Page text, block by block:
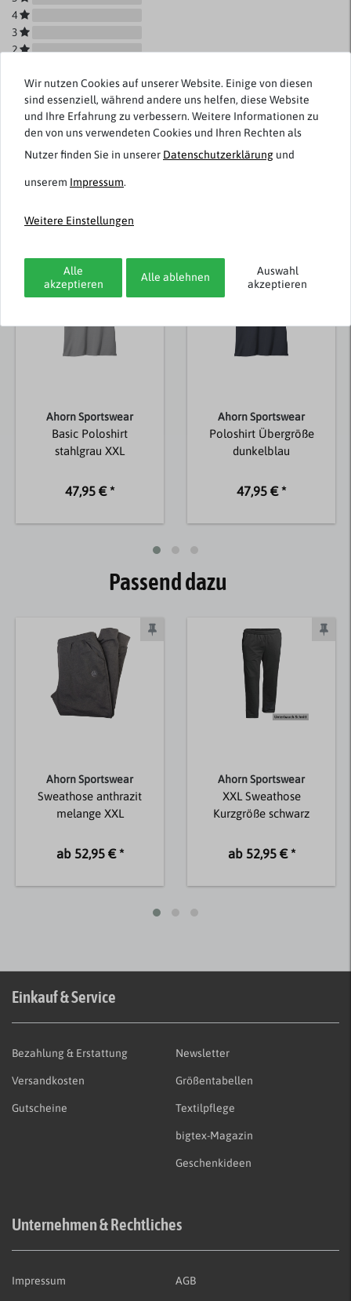
4
3
2
Rezensionen werden geladen...
Weitere Artikel von Ahorn Sportswear
Ahorn Sportswear
Basic Poloshirt
stahlgrau XXL
47,95 € *
Ahorn Sportswear
Poloshirt Übergröße
dunkelblau
47,95 € *
Passend dazu
Ahorn Sportswear
Sweathose anthrazit
melange XXL
ab 52,95 € *
Ahorn Sportswear
XXL Sweathose
Kurzgröße schwarz
ab 52,95 € *
Wir nutzen Cookies auf unserer Website. Einige von diesen
sind essenziell, während andere uns helfen, diese Website
und Ihre Erfahrung zu verbessern. Weitere Informationen zu
den von uns verwendeten Cookies und Ihren Rechten als
Nutzer finden Sie in unserer Daten­schutz­erklärung und
unserem Impressum.
Weitere Einstellungen
Alle
akzeptieren
Alle ablehnen
Auswahl
akzeptieren
Einkauf & Service
Bezahlung & Erstattung
Versandkosten
Gutscheine
Newsletter
Größentabellen
Textilpflege
bigtex-Magazin
Geschenkideen
Unternehmen & Rechtliches
Impressum AGB